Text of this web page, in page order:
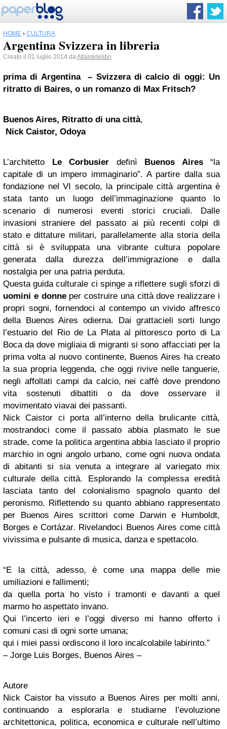
HOME › CULTURA
Argentina Svizzera in libreria
Creato il 01 luglio 2014 daAtlantidelibri
prima di Argentina – Svizzera di calcio di oggi: Un
ritratto di Baires, o un romanzo di Max Fritsch?
Buenos Aires, Ritratto di una città,
Nick Caistor, Odoya
L’architetto Le Corbusier definì Buenos Aires“la
capitale di un impero immaginario”. A partire dalla sua
fondazione nel VI secolo, la principale città argentina è
stata tanto un luogo dell’immaginazione quanto lo
scenario di numerosi eventi storici cruciali. Dalle
invasioni straniere del passato ai più recenti colpi di
stato e dittature militari, parallelamente alla storia della
città si è sviluppata una vibrante cultura popolare
generata dalla durezza dell’immigrazione e dalla
nostalgia per una patria perduta.
Questa guida culturale ci spinge a riflettere sugli sforzi di
uomini e donneper costruire una città dove realizzare i
propri sogni, fornendoci al contempo un vivido affresco
della Buenos Aires odierna. Dai grattacieli sorti lungo
l’estuario del Rio de La Plata al pittoresco porto di La
Boca da dove migliaia di migranti si sono affacciati per la
prima volta al nuovo continente, Buenos Aires ha creato
la sua propria leggenda, che oggi rivive nelle tanguerie,
negli affollati campi da calcio, nei caffè dove prendono
vita sostenuti dibattiti o da dove osservare il
movimentato viavai dei passanti.
Nick Caistor ci porta all’interno della brulicante città,
mostrandoci come il passato abbia plasmato le sue
strade, come la politica argentina abbia lasciato il proprio
marchio in ogni angolo urbano, come ogni nuova ondata
di abitanti si sia venuta a integrare al variegato mix
culturale della città. Esplorando la complessa eredità
lasciata tanto del colonialismo spagnolo quanto del
peronismo. Riflettendo su quanto abbiano rappresentato
per Buenos Aires scrittori come Darwin e Humboldt,
Borges e Cortázar. Rivelandoci Buenos Aires come città
vivissima e pulsante di musica, danza e spettacolo.
“E la città, adesso, è come una mappa delle mie
umiliazioni e fallimenti;
da quella porta ho visto i tramonti e davanti a quel
marmo ho aspettato invano.
Qui l’incerto ieri e l’oggi diverso mi hanno offerto i
comuni casi di ogni sorte umana;
qui i miei passi ordiscono il loro incalcolabile labirinto.”
– Jorge Luis Borges, Buenos Aires –
Autore
Nick Caistor ha vissuto a Buenos Aires per molti anni,
continuando a esplorarla e studiarne l’evoluzione
architettonica, politica, economica e culturale nell’ultimo